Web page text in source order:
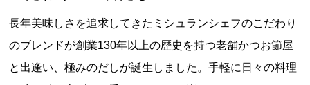
長年美味しさを追求してきたミシュランシェフのこだわり
のブレンドが創業130年以上の歴史を持つ老舗かつお節屋
と出逢い、極みのだしが誕生しました。手軽に日々の料理